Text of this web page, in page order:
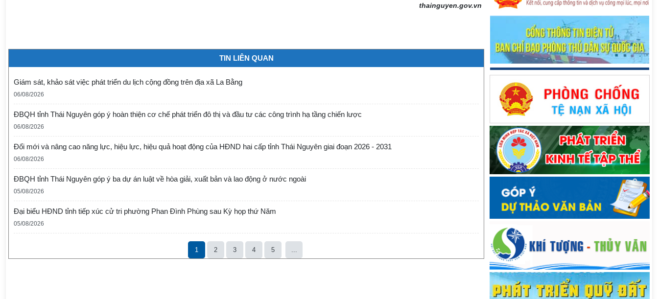
thainguyen.gov.vn
TIN LIÊN QUAN
Giám sát, khảo sát việc phát triển du lịch cộng đồng trên địa xã La Bằng
06/08/2026
ĐBQH tỉnh Thái Nguyên góp ý hoàn thiện cơ chế phát triển đô thị và đầu tư các công trình hạ tầng chiến lược
06/08/2026
Đổi mới và nâng cao năng lực, hiệu lực, hiệu quả hoạt động của HĐND hai cấp tỉnh Thái Nguyên giai đoạn 2026 - 2031
06/08/2026
ĐBQH tỉnh Thái Nguyên góp ý ba dự án luật về hòa giải, xuất bản và lao động ở nước ngoài
05/08/2026
Đại biểu HĐND tỉnh tiếp xúc cử tri phường Phan Đình Phùng sau Kỳ họp thứ Năm
05/08/2026
1 2 3 4 5 ...